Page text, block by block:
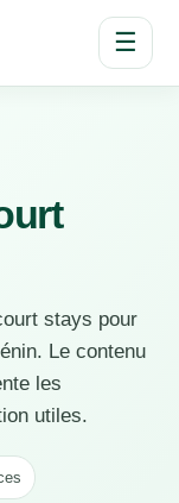
☰
stays pour
Le contenu
les
utiles.